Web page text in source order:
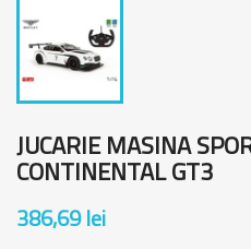
JUCARIE MASINA
CONTINENTAL GT3
386,69 lei